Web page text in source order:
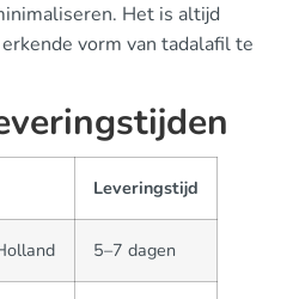
Het is altijd
vorm van tadalafil te
Leveringstijd
5–7 dagen